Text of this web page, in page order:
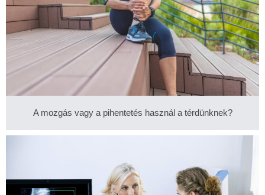
A mozgás vagy a pihentetés használ a térdünknek?